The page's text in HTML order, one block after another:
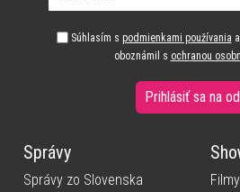
Súhlasím s podmienkami používania
oboznámil s ochranou
Prihlásiť sa na
Správy
Správy zo Slovenska